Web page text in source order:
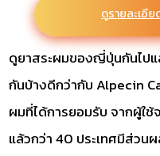
ดูรายละเอีย
ดูยาสระผมของญี่ปุ่นกันไป
กันบ้างดีกว่ากับ Alpecin
ผมที่ได้การยอมรับ จากผู้ใช้
แล้วกว่า 40 ประเทศมีส่ว